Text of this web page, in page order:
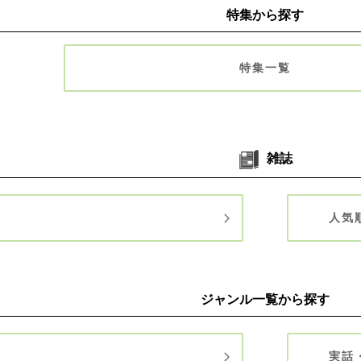
特集から探す
特集一覧
雑誌
人気
ジャンル一覧から探す
実話